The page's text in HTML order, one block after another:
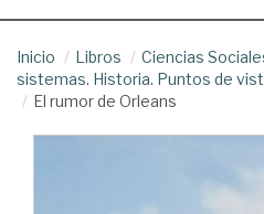
Inicio Libros Ciencias
sistemas. Historia. Puntos de
El rumor de Orleans